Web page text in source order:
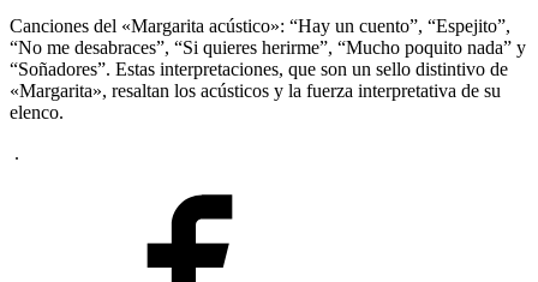
Canciones del «Margarita acústico»: “Hay un cuento”, “Espejito”,
“No me desabraces”, “Si quieres herirme”, “Mucho poquito nada” y
“Soñadores”. Estas interpretaciones, que son un sello distintivo de
«Margarita», resaltan los acústicos y la fuerza interpretativa de su
elenco.
.